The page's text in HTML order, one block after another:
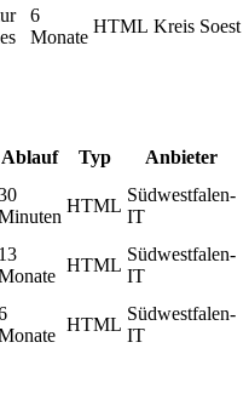
6
Monate
HTML Kreis Soest
Ablauf Typ Anbieter
HTML
Südwestfalen-
IT
13
HTML
Südwestfalen-
IT
HTML
Südwestfalen-
IT